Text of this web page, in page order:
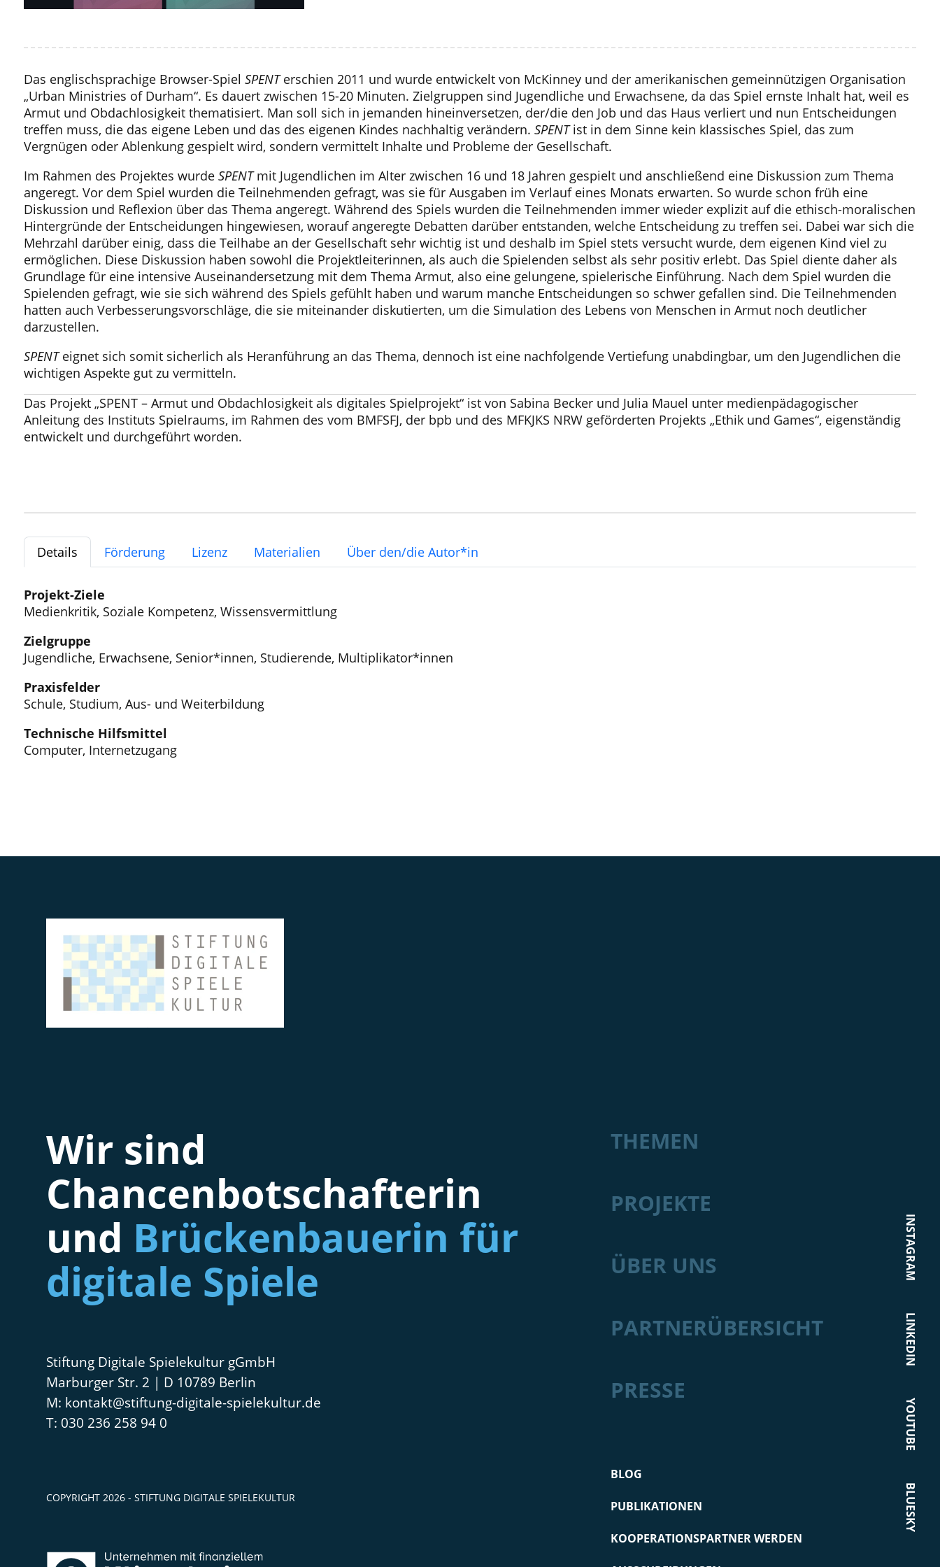
Das englischsprachige Browser-Spiel SPENTerschien 2011 und wurde entwickelt von McKinney und der amerikanischen gemeinnützigen Organisation
„Urban Ministries of Durham“. Es dauert zwischen 15-20 Minuten. Zielgruppen sind Jugendliche und Erwachsene, da das Spiel ernste Inhalt hat, weil es
Armut und Obdachlosigkeit thematisiert. Man soll sich in jemanden hineinversetzen, der/die den Job und das Haus verliert und nun Entscheidungen
treffen muss, die das eigene Leben und das des eigenen Kindes nachhaltig verändern. SPENTist in dem Sinne kein klassisches Spiel, das zum
Vergnügen oder Ablenkung gespielt wird, sondern vermittelt Inhalte und Probleme der Gesellschaft.
Im Rahmen des Projektes wurde SPENTmit Jugendlichen im Alter zwischen 16 und 18 Jahren gespielt und anschließend eine Diskussion zum Thema
angeregt. Vor dem Spiel wurden die Teilnehmenden gefragt, was sie für Ausgaben im Verlauf eines Monats erwarten. So wurde schon früh eine
Diskussion und Reflexion über das Thema angeregt. Während des Spiels wurden die Teilnehmenden immer wieder explizit auf die ethisch-moralischen
Hintergründe der Entscheidungen hingewiesen, worauf angeregte Debatten darüber entstanden, welche Entscheidung zu treffen sei. Dabei war sich die
Mehrzahl darüber einig, dass die Teilhabe an der Gesellschaft sehr wichtig ist und deshalb im Spiel stets versucht wurde, dem eigenen Kind viel zu
ermöglichen. Diese Diskussion haben sowohl die Projektleiterinnen, als auch die Spielenden selbst als sehr positiv erlebt. Das Spiel diente daher als
Grundlage für eine intensive Auseinandersetzung mit dem Thema Armut, also eine gelungene, spielerische Einführung. Nach dem Spiel wurden die
Spielenden gefragt, wie sie sich während des Spiels gefühlt haben und warum manche Entscheidungen so schwer gefallen sind. Die Teilnehmenden
hatten auch Verbesserungsvorschläge, die sie miteinander diskutierten, um die Simulation des Lebens von Menschen in Armut noch deutlicher
darzustellen.
SPENTeignet sich somit sicherlich als Heranführung an das Thema, dennoch ist eine nachfolgende Vertiefung unabdingbar, um den Jugendlichen die
wichtigen Aspekte gut zu vermitteln.
Das Projekt „SPENT – Armut und Obdachlosigkeit als digitales Spielprojekt“ ist von Sabina Becker und Julia Mauel unter medienpädagogischer
Anleitung des Instituts Spielraums, im Rahmen des vom BMFSFJ, der bpb und des MFKJKS NRW geförderten Projekts „Ethik und Games“, eigenständig
entwickelt und durchgeführt worden.
Details Förderung Lizenz Materialien Über den/die Autor*in
Projekt-Ziele
Medienkritik, Soziale Kompetenz, Wissensvermittlung
Zielgruppe
Jugendliche, Erwachsene, Senior*innen, Studierende, Multiplikator*innen
Praxisfelder
Schule, Studium, Aus- und Weiterbildung
Technische Hilfsmittel
Computer, Internetzugang
Wir sind
Chancenbotschafterin
und Brückenbauerin für
digitale Spiele
Stiftung Digitale Spielekultur gGmbH
Marburger Str. 2 | D 10789 Berlin
kontakt@stiftung-digitale-spielekultur.de
030 236 258 94 0
COPYRIGHT 2026 - STIFTUNG DIGITALE SPIELEKULTUR
THEMEN
PROJEKTE
ÜBER UNS
PARTNERÜBERSICHT
PRESSE
BLOG
PUBLIKATIONEN
KOOPERATIONSPARTNER WERDEN
INSTAGRAM
LINKEDIN
YOUTUBE
BLUESKY